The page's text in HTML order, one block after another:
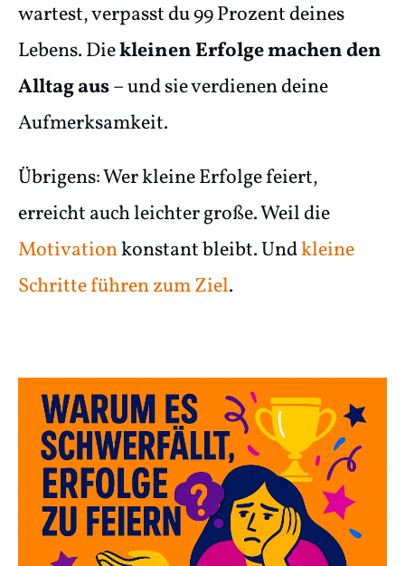
wartest, verpasst du 99 Prozent deines
Lebens. Diekleinen Erfolge machen den
Alltag aus– und sie verdienen deine
Aufmerksamkeit.
Übrigens: Wer kleine Erfolge feiert,
erreicht auch leichter große. Weil die
Motivationkonstant bleibt. Undkleine
Schritte führen zum Ziel.